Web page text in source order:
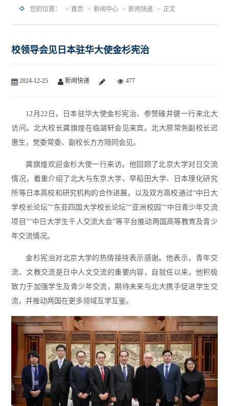
您的位置： 首页 新闻中心 新闻快递 正文
校领导会见日本驻华大使金杉宪治
2024-12-25 新闻快递 477
12月22日，日本驻华大使金杉宪治、参赞碓井健一行来北大
访问。北大校长龚旗煌在临湖轩会见来宾。北大原常务副校长迟
惠生，党委常委、副校长方方陪同会见。
龚旗煌欢迎金杉大使一行来访。他回顾了北京大学对日交流
情况，着重介绍了北大与东京大学、早稻田大学、日本理化研究
所等日本高校和研究机构的合作进展，以及双方高校通过“中日大
学校长论坛”“东亚四国大学校长论坛”“亚洲校园”“中日青少年交流
项目”“中日大学生千人交流大会”等平台推动两国高等教育及青少
年交流情况。
金杉宪治对北京大学的热情接待表示感谢。他表示，青年交
流、文教交流是日中人文交流的重要内容，自就任以来，他积极
致力于加强学生及青少年交流，期待未来与北大携手促进学生交
流，并推动两国在更多领域互学互鉴。